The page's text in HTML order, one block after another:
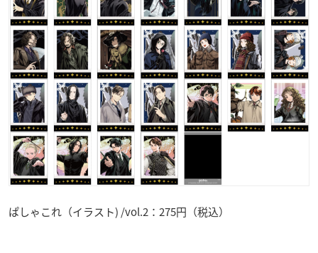
ぱしゃこれ（イラスト) /vol.2：275円（税込）